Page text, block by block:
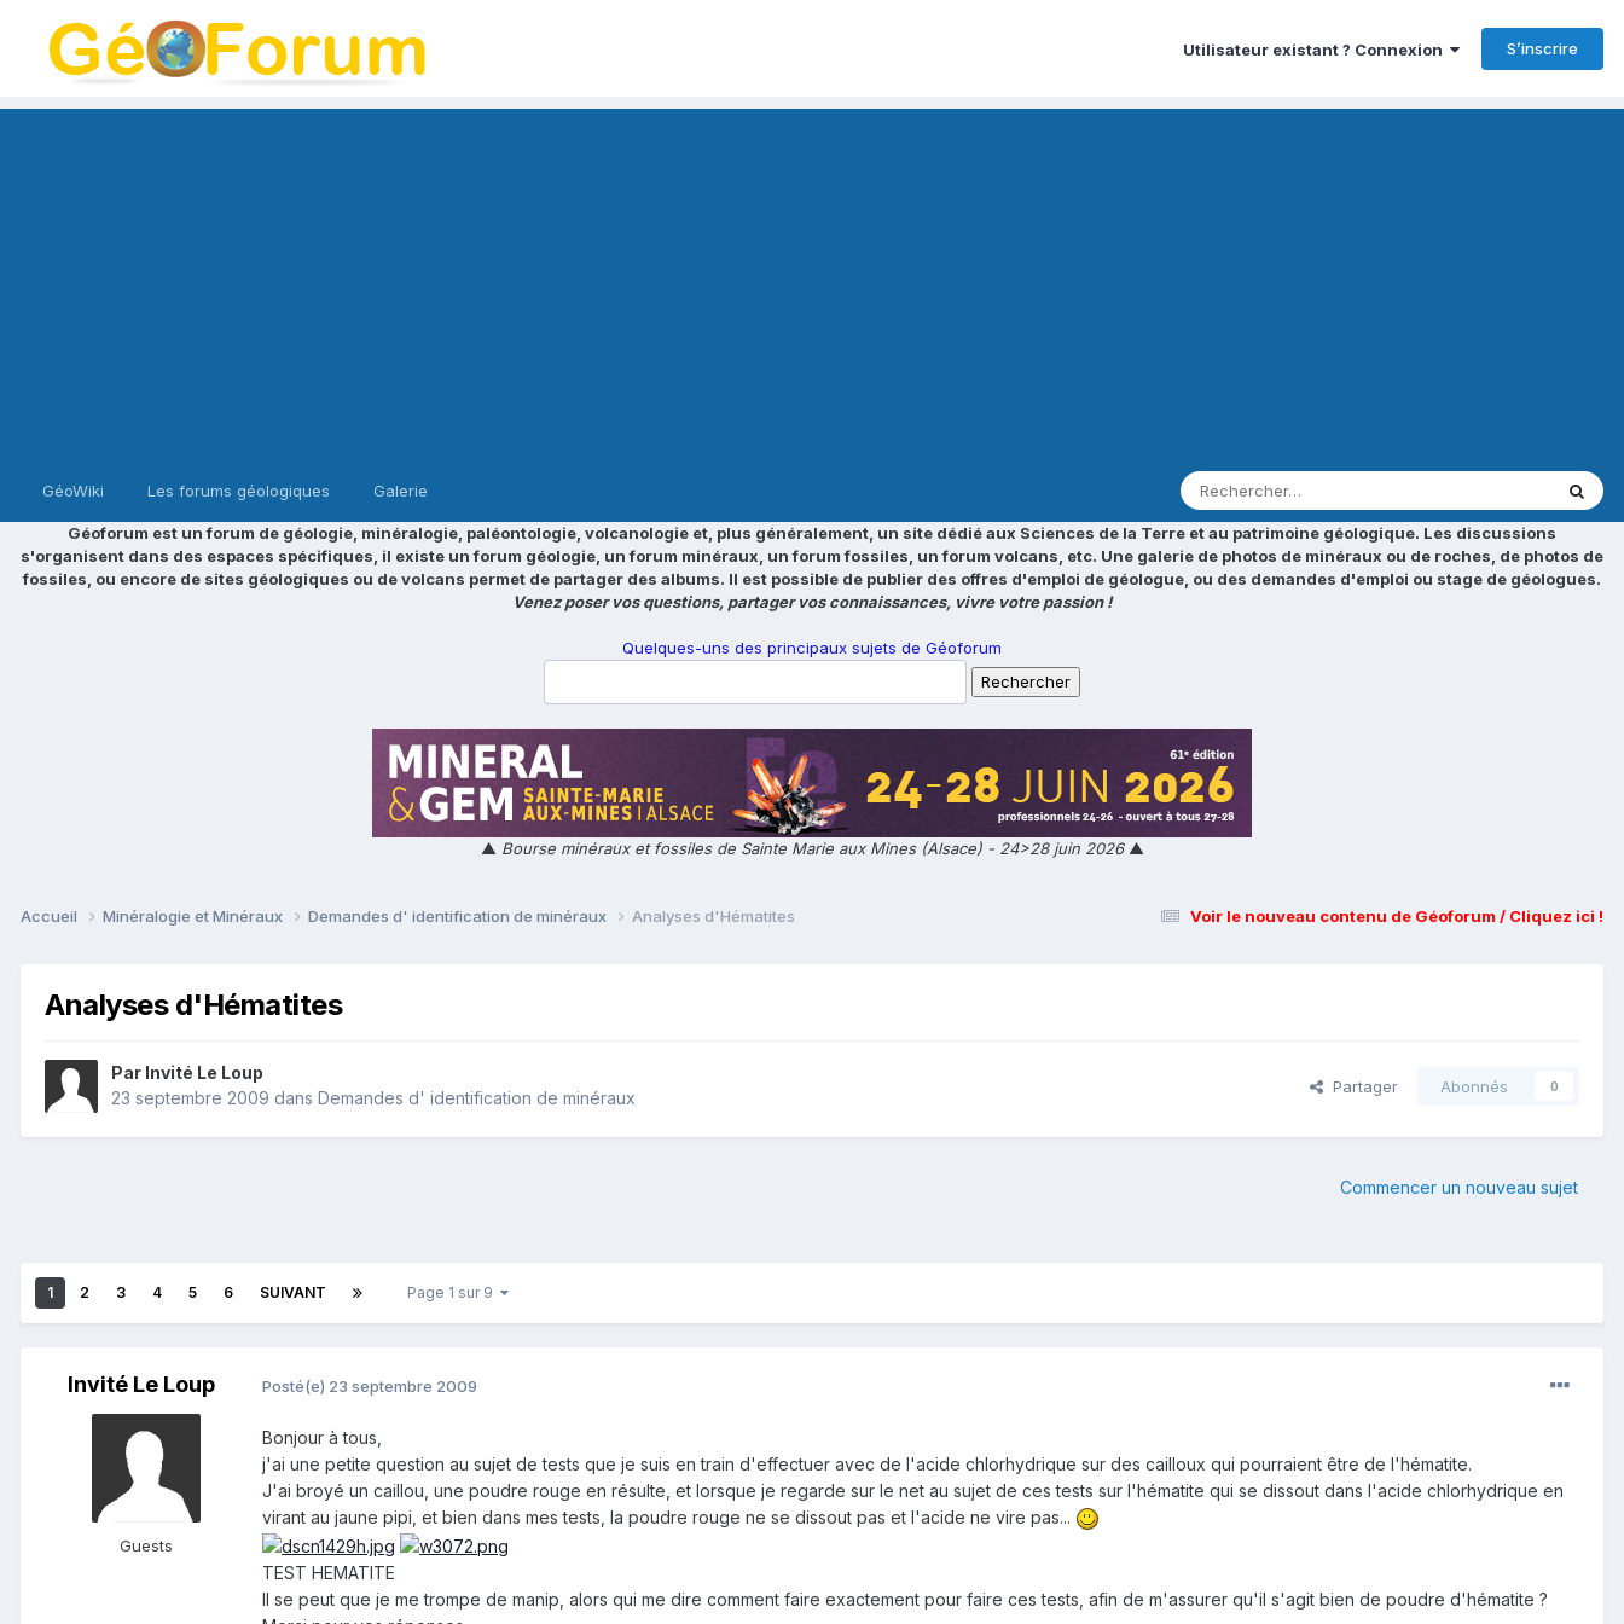
Utilisateur existant ? Connexion S’inscrire
GéoWiki Les forums géologiques Galerie
Géoforum est un forum de géologie, minéralogie, paléontologie, volcanologie et, plus généralement, un site dédié aux Sciences de la Terre et au patrimoine géologique. Les discussions
s'organisent dans des espaces spécifiques, il existe un forum géologie, un forum minéraux, un forum fossiles, un forum volcans, etc. Une galerie de photos de minéraux ou de roches, de photos de
fossiles, ou encore de sites géologiques ou de volcans permet de partager des albums. Il est possible de publier des offres d'emploi de géologue, ou des demandes d'emploi ou stage de géologues.
Venez poser vos questions, partager vos connaissances, vivre votre passion !
Quelques-uns des principaux sujets de Géoforum
▲ Bourse minéraux et fossiles de Sainte Marie aux Mines (Alsace) - 24>28 juin 2026▲
Voir le nouveau contenu de Géoforum / Cliquez ici !
Accueil Minéralogie et Minéraux Demandes d' identification de minéraux Analyses d'Hématites
Analyses d'Hématites
Par Invité Le Loup
23 septembre 2009 dans Demandes d' identification de minéraux
Partager Abonnés 0
Commencer un nouveau sujet
1 2 3 4 5 6 SUIVANT Page 1 sur 9
Invité Le Loup
Guests
Posté(e) 23 septembre 2009
Bonjour à tous,
j'ai une petite question au sujet de tests que je suis en train d'effectuer avec de l'acide chlorhydrique sur des cailloux qui pourraient être de l'hématite.
J'ai broyé un caillou, une poudre rouge en résulte, et lorsque je regarde sur le net au sujet de ces tests sur l'hématite qui se dissout dans l'acide chlorhydrique en
virant au jaune pipi, et bien dans mes tests, la poudre rouge ne se dissout pas et l'acide ne vire pas...
TEST HEMATITE
Il se peut que je me trompe de manip, alors qui me dire comment faire exactement pour faire ces tests, afin de m'assurer qu'il s'agit bien de poudre d'hématite ?